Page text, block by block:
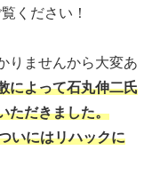
ください！
りませんから大変あ
によって石丸伸二氏
ただきました。
いにはリハックに